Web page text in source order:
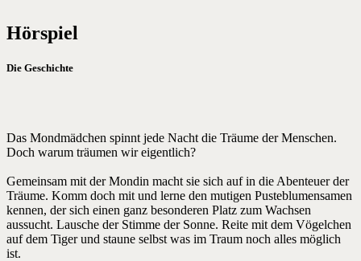
Hörspiel
Die Geschichte
Das Mondmädchen spinnt jede Nacht die Träume der Menschen.
Doch warum träumen wir eigentlich?
Gemeinsam mit der Mondin macht sie sich auf in die Abenteuer der
Träume. Komm doch mit und lerne den mutigen Pusteblumensamen
kennen, der sich einen ganz besonderen Platz zum Wachsen
aussucht. Lausche der Stimme der Sonne. Reite mit dem Vögelchen
auf dem Tiger und staune selbst was im Traum noch alles möglich
ist.